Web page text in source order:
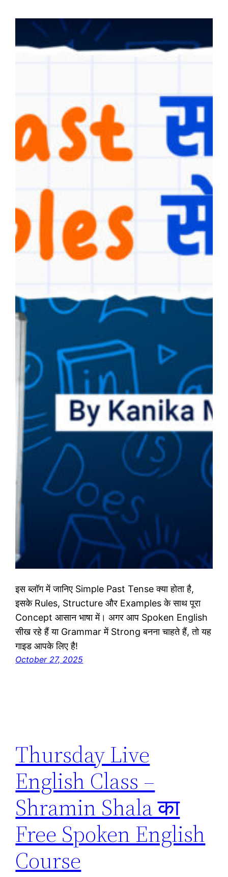
इस ब्लॉग में जानिए Simple Past Tense क्या होता है,
इसके Rules, Structure और Examples के साथ पूरा
Concept आसान भाषा में। अगर आप Spoken English
सीख रहे हैं या Grammar में Strong बनना चाहते हैं, तो यह
गाइड आपके लिए है!
October 27, 2025
Thursday Live
English Class –
Shramin Shala का
Free Spoken English
Course